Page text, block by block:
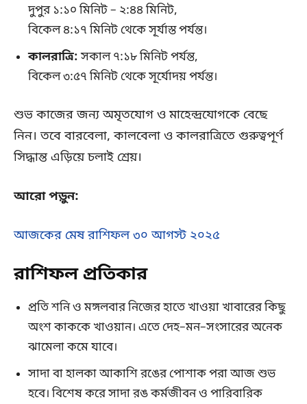
দুপুর ১:১০ মিনিট – ২:৪৪ মিনিট,
বিকেল ৪:১৭ মিনিট থেকে সূর্যাস্ত পর্যন্ত।
কালরাত্রি:সকাল ৭:১৮ মিনিট পর্যন্ত,
বিকেল ৩:৫৭ মিনিট থেকে সূর্যোদয় পর্যন্ত।
শুভ কাজের জন্য অমৃতযোগ ও মাহেন্দ্রযোগকে বেছে
নিন। তবে বারবেলা, কালবেলা ও কালরাত্রিতে গুরুত্বপূর্ণ
সিদ্ধান্ত এড়িয়ে চলাই শ্রেয়।
আরো পড়ুন:
আজকের মেষ রাশিফল ৩০ আগস্ট ২০২৫
রাশিফল প্রতিকার
প্রতি শনি ও মঙ্গলবার নিজের হাতে খাওয়া খাবারের কিছু
অংশ কাককে খাওয়ান। এতে দেহ–মন–সংসারের অনেক
ঝামেলা কমে যাবে।
সাদা বা হালকা আকাশি রঙের পোশাক পরা আজ শুভ
হবে। বিশেষ করে সাদা রঙ কর্মজীবন ও পারিবারিক